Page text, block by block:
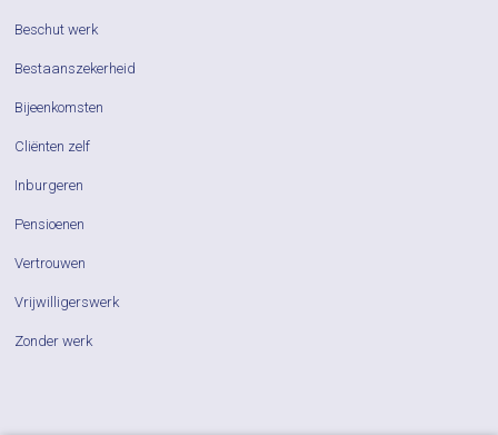
Beschut werk
Bestaanszekerheid
Bijeenkomsten
Cliënten zelf
Inburgeren
Pensioenen
Vertrouwen
Vrijwilligerswerk
Zonder werk